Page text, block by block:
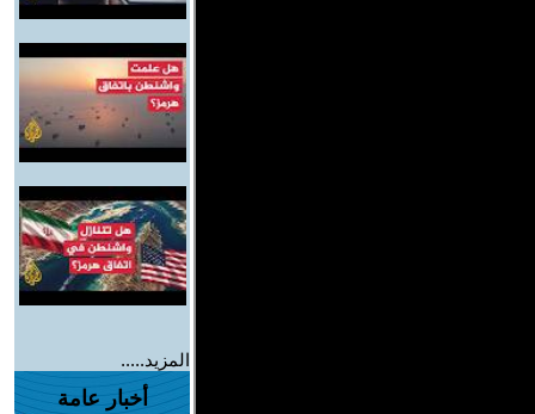
المزيد.....
أخبار عامة